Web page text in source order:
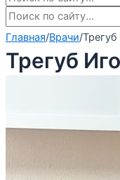
Главная/Врачи/
Трегуб